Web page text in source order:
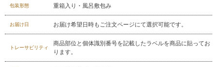
包装形態 重箱入り・風呂敷包み
お届け日 お届け希望日時もご注文ページにて選択可能です。
トレーサビリティ
商品部位と個体識別番号を記載したラベルを商品に貼ってお
ります。